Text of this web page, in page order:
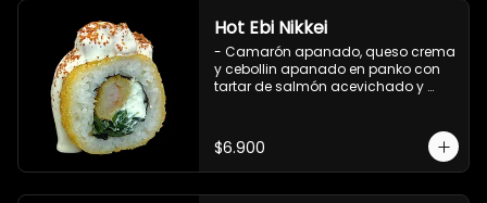
Hot Ebi Nikkei
- Camarón apanado, queso crema
y cebollin apanado en panko con
tartar de salmón acevichado y
$6.900